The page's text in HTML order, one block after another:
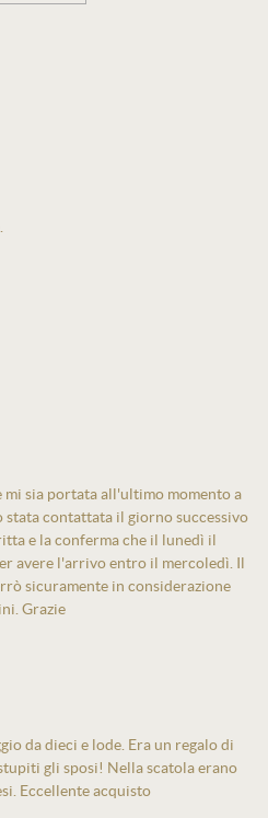
sia portata all'ultimo momento a
stata contattata il giorno successivo
e la conferma che il lunedì il
avere l'arrivo entro il mercoledì. Il
sicuramente in considerazione
Grazie
da dieci e lode. Era un regalo di
gli sposi! Nella scatola erano
Eccellente acquisto